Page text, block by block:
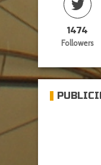
1474
Followers